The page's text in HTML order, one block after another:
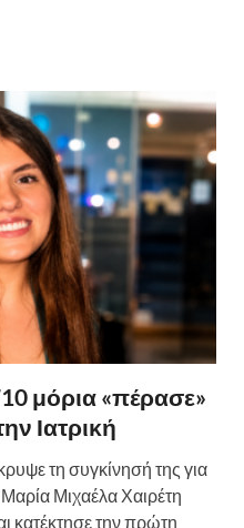
μόρια «πέρασε»
Ιατρική
τη συγκίνησή της για
Μιχαέλα Χαιρέτη
κατέκτησε την πρώτη